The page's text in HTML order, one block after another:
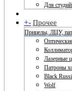
Для
+- Прочее
Прицелы, ЛЦУ,
Лазерные
Патроны
Black
Wolf